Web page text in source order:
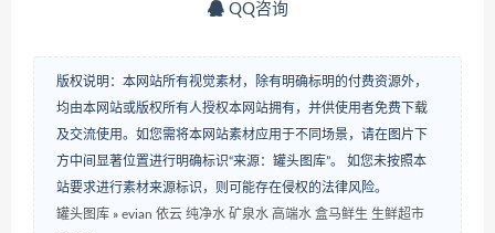
QQ咨询
版权说明：本网站所有视觉素材，除有明确标明的付费资源外，
均由本网站或版权所有人授权本网站拥有，并供使用者免费下载
及交流使用。如您需将本网站素材应用于不同场景，请在图片下
方中间显著位置进行明确标识“来源：罐头图库”。 如您未按照本
站要求进行素材来源标识，则可能存在侵权的法律风险。
罐头图库 » evian 依云 纯净水 矿泉水 高端水 盒马鲜生 生鲜超市